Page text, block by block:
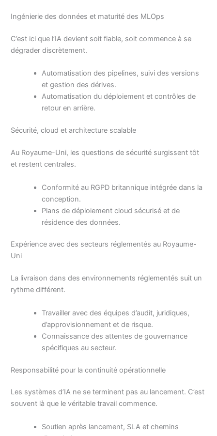
Ingénierie des données et maturité des MLOps
C’est ici que l’IA devient soit fiable, soit commence à se
dégrader discrètement.
Automatisation des pipelines, suivi des versions
et gestion des dérives.
Automatisation du déploiement et contrôles de
retour en arrière.
Sécurité, cloud et architecture scalable
Au Royaume-Uni, les questions de sécurité surgissent tôt
et restent centrales.
Conformité au RGPD britannique intégrée dans la
conception.
Plans de déploiement cloud sécurisé et de
résidence des données.
Expérience avec des secteurs réglementés au Royaume-
Uni
La livraison dans des environnements réglementés suit un
rythme différent.
Travailler avec des équipes d’audit, juridiques,
d’approvisionnement et de risque.
Connaissance des attentes de gouvernance
spécifiques au secteur.
Responsabilité pour la continuité opérationnelle
Les systèmes d’IA ne se terminent pas au lancement. C’est
souvent là que le véritable travail commence.
Soutien après lancement, SLA et chemins